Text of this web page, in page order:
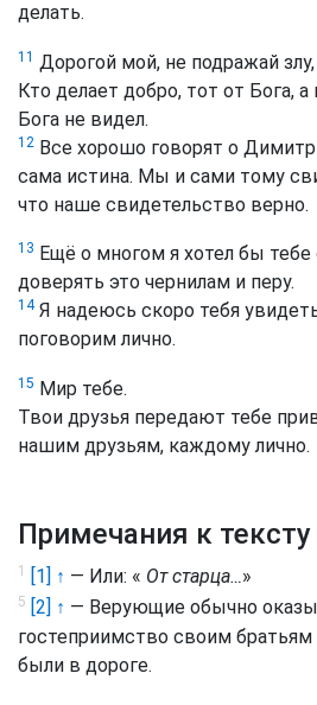
делать.
11 Дорогой мой, не подражай
Кто делает добро, тот от Бога, а
Бога не видел.
12 Все хорошо говорят о
сама истина. Мы и сами тому
что наше свидетельство верно.
13 Ещё о многом я хотел бы тебе
доверять это чернилам и перу.
14Я надеюсь скоро тебя
поговорим лично.
15 Мир тебе.
Твои друзья передают тебе
нашим друзьям, каждому лично.
Примечания к тексту
1 [1] ↑ — Или: « От старца…»
5 [2] ↑ — Верующие обычно
гостеприимство своим
были в дороге.